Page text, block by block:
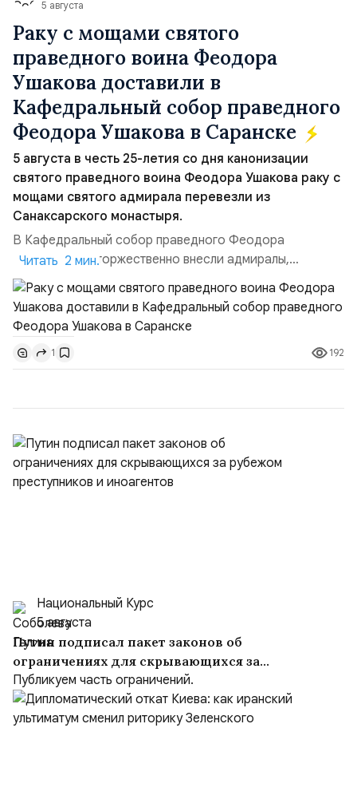
5 августа
Раку с мощами святого
праведного воина Феодора
Ушакова доставили в
Кафедральный собор праведного
Феодора Ушакова в Саранске
5 августа в честь 25-летия со дня канонизации
святого праведного воина Феодора Ушакова раку с
мощами святого адмирала перевезли из
Санаксарского монастыря.
В Кафедральный собор праведного Феодора
Ушакова раку торжественно внесли адмиралы,
участвовавшие в канонизации святого праведного
воина Феодора Ушакова 25 лет назад:Адмирал
Владимир Прокофьевич Валуев, командующий
Балтийским флотом ВМФ России (2001–2006
гг.);Адмирал Владимир Петрович Комоедов,
командующий Черноморским флотом ВМФ России
Читать 2 мин.
1 192
Национальный Курс
5 августа
Путин подписал пакет законов об
ограничениях для скрывающихся за
рубежом преступников и иноагентов
Публикуем часть ограничений.